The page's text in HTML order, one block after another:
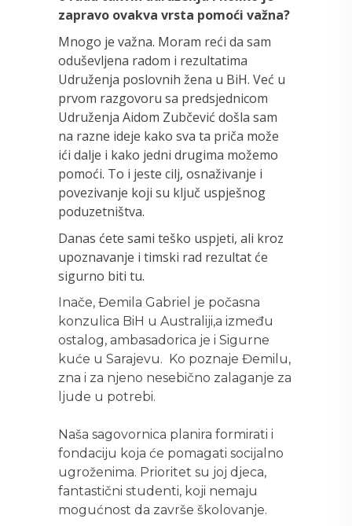
zapravo ovakva vrsta pomoći važna?
Mnogo je važna. Moram reći da sam
oduševljena radom i rezultatima
Udruženja poslovnih žena u BiH. Već u
prvom razgovoru sa predsjednicom
Udruženja Aidom Zubčević došla sam
na razne ideje kako sva ta priča može
ići dalje i kako jedni drugima možemo
pomoći. To i jeste cilj, osnaživanje i
povezivanje koji su ključ uspješnog
poduzetništva.
Danas ćete sami teško uspjeti, ali kroz
upoznavanje i timski rad rezultat će
sigurno biti tu.
Inače, Đemila Gabriel je počasna
konzulica BiH u Australiji,a između
ostalog, ambasadorica je i Sigurne
kuće u Sarajevu. Ko poznaje Đemilu,
zna i za njeno nesebično zalaganje za
ljude u potrebi.
Naša sagovornica planira formirati i
fondaciju koja će pomagati socijalno
ugroženima. Prioritet su joj djeca,
fantastični studenti, koji nemaju
mogućnost da završe školovanje.